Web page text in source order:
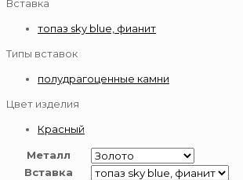
Вставка
топаз sky blue, фианит
Типы вставок
полудрагоценные камни
Цвет изделия
Красный
Металл
Вставка